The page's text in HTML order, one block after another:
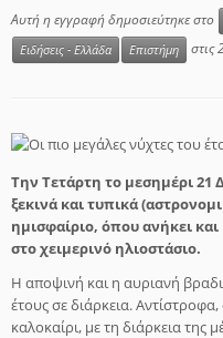
Αυτή η εγγραφή δημοσιεύτηκε στο
Ειδήσεις - Ελλάδα
Επιστήμη στις
Την Τετάρτη το μεσημέρι 21
ξεκινά και τυπικά
ημισφαίριο, όπου ανήκει
στο χειμερινό ηλιοστάσιο.
Η αποψινή και η αυριανή
έτους σε διάρκεια.
καλοκαίρι, με τη διάρκεια